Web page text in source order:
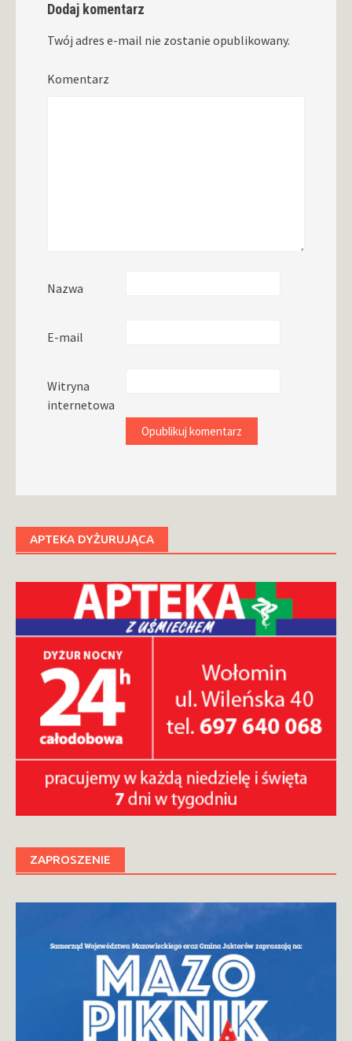
Dodaj komentarz
Twój adres e-mail nie zostanie opublikowany.
Komentarz
Nazwa
E-mail
Witryna
internetowa
APTEKA DYŻURUJĄCA
ZAPROSZENIE